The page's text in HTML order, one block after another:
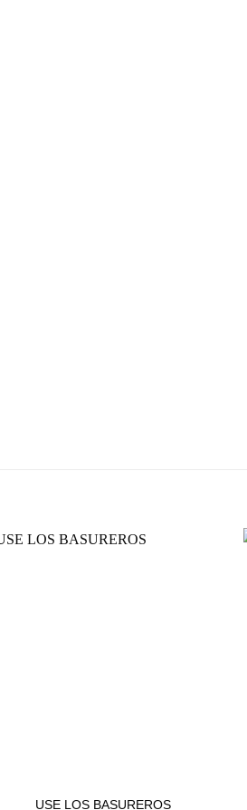
USE LOS BASUREROS